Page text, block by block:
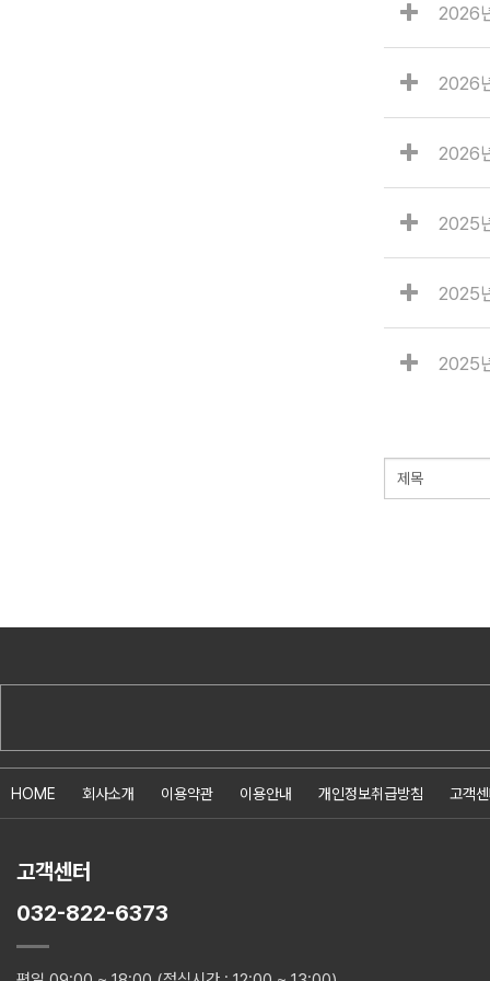
2026
2026
2026
2025
2025
2025
HOME 회사소개 이용약관 이용안내 개인정보취급방침 고객
고객센터
032-822-6373